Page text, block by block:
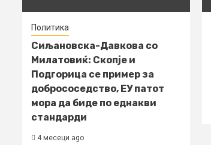
Политика
Сиљановска-Давкова со
Милатовиќ: Скопје и
Подгорица се пример за
добрососедство, ЕУ патот
мора да биде по еднакви
стандарди
4 месеци ago